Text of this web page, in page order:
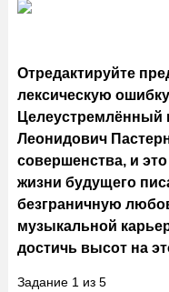
Отредактируйте
лексическую
Целеустремлённый
Леонидович
совершенства, и
жизни будущего
безграничную
музыкальной
достичь высот на
Задание 1 из 5